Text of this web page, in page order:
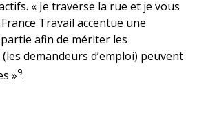
« Je traverse la rue et je vous
Travail accentue une
afin de mériter les
demandeurs d’emploi) peuvent
»9.